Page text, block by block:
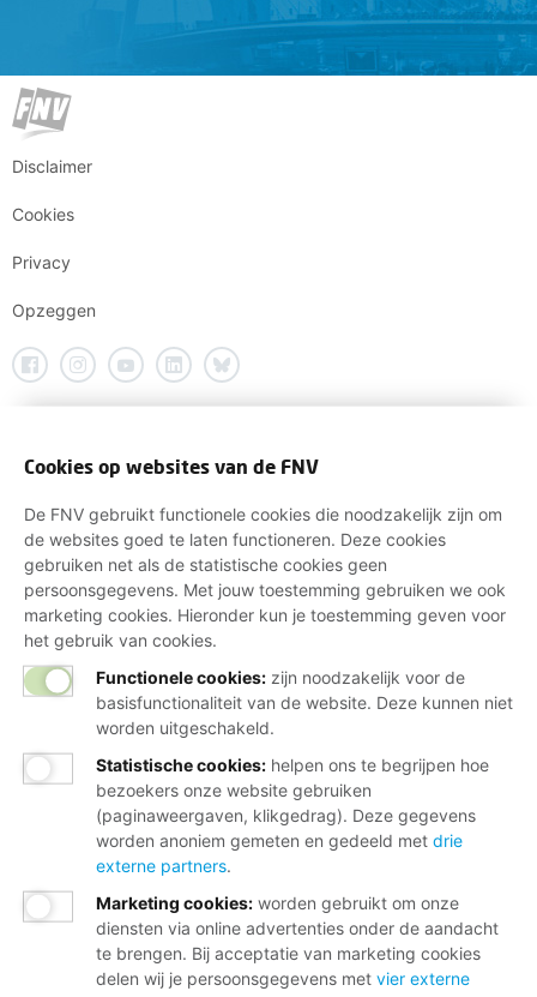
Disclaimer
Cookies
Privacy
Opzeggen
Cookies op websites van de FNV
De FNV gebruikt functionele cookies die noodzakelijk zijn om
de websites goed te laten functioneren. Deze cookies
gebruiken net als de statistische cookies geen
persoonsgegevens. Met jouw toestemming gebruiken we ook
marketing cookies. Hieronder kun je toestemming geven voor
het gebruik van cookies.
Functionele cookies: zijn noodzakelijk voor de
basisfunctionaliteit van de website. Deze kunnen niet
worden uitgeschakeld.
Statistische cookies: helpen ons te begrijpen hoe
bezoekers onze website gebruiken
(paginaweergaven, klikgedrag). Deze gegevens
worden anoniem gemeten en gedeeld met drie
externe partners.
Marketing cookies: worden gebruikt om onze
diensten via online advertenties onder de aandacht
te brengen. Bij acceptatie van marketing cookies
delen wij je persoonsgegevens met vier externe